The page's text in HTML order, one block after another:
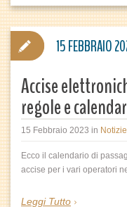
Accise
regole e
15 Febbraio 2023 in
Ecco il calendario di
accise per i vari operatori
Leggi Tutto
15 FEBBRAIO